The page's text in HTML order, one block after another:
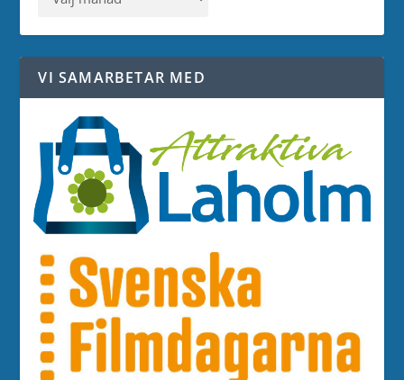
VI SAMARBETAR MED